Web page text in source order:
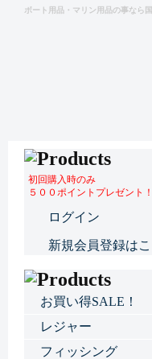
ボート用品・マリン用品の事なら
初回購入時のみ
５００ポイントプレゼント！
ログイン
新規会員登録は
お買い得SALE！
レジャー
フィッシング